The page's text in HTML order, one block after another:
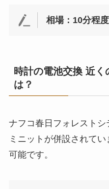
相場：10分程
時計の電池交換 近
は？
ナフコ春日フォレスト
ミニットが併設されて
可能です。